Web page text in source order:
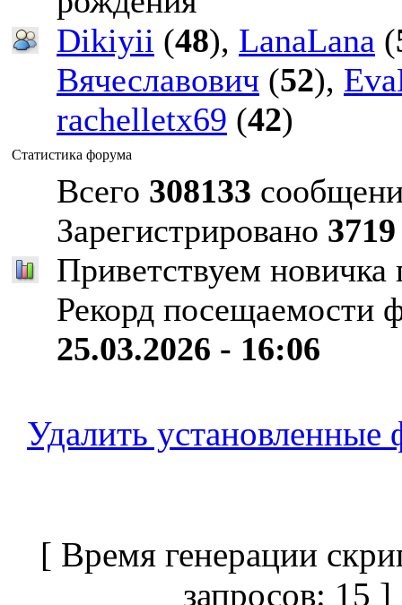
Dikiyii (48), LanaLana (
Вячеславович (52),
rachelletx69 (42)
Статистика форума
Всего 308133
Зарегистрировано 3719
Приветствуем
Рекорд посещаемости
25.03.2026 - 16:06
Удалить
[ Время генерации
запросов: